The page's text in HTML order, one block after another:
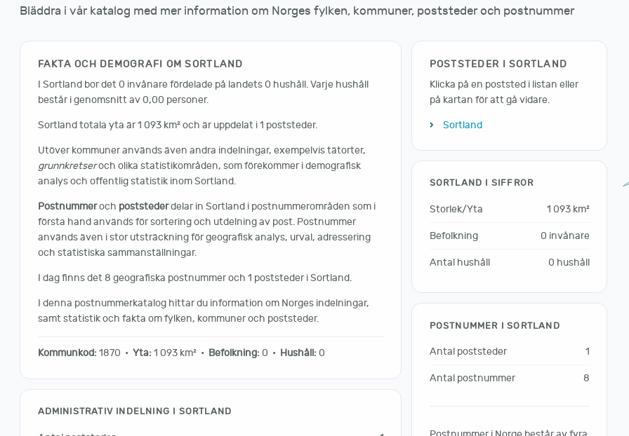
Bläddra i vår katalog med mer information om Norges fylken, kommuner, poststeder och postnummer
FAKTA OCH DEMOGRAFI OM SORTLAND
I Sortland bor det 0 invånare fördelade på landets 0 hushåll. Varje hushåll
består i genomsnitt av 0,00 personer.
Sortland totala yta är 1 093 km² och är uppdelat i 1 poststeder.
Utöver kommuner används även andra indelningar, exempelvis tätorter,
grunnkretseroch olika statistikområden, som förekommer i demografisk
analys och offentlig statistik inom Sortland.
Postnummeroch poststederdelar in Sortland i postnummerområden som i
första hand används för sortering och utdelning av post. Postnummer
används även i stor utsträckning för geografisk analys, urval, adressering
och statistiska sammanställningar.
I dag finns det 8 geografiska postnummer och 1 poststeder i Sortland.
I denna postnummerkatalog hittar du information om Norges indelningar,
samt statistik och fakta om fylken, kommuner och poststeder.
Kommunkod:1870 • Yta:1 093 km² • Befolkning:0 • Hushåll:0
ADMINISTRATIV INDELNING I SORTLAND
POSTSTEDER I SORTLAND
Klicka på en poststed i listan eller
på kartan för att gå vidare.
Sortland
SORTLAND I SIFFROR
Storlek/Yta 1 093 km²
Befolkning 0 invånare
Antal hushåll 0 hushåll
POSTNUMMER I SORTLAND
Antal poststeder 1
Antal postnummer 8